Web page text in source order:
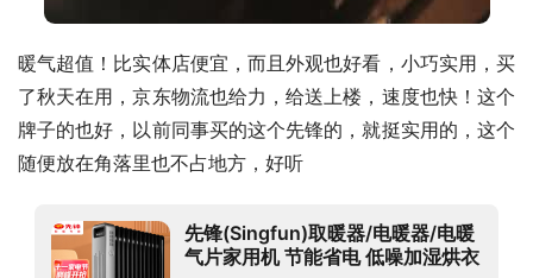
暖气超值！比实体店便宜，而且外观也好看，小巧实用，买
了秋天在用，京东物流也给力，给送上楼，速度也快！这个
牌子的也好，以前同事买的这个先锋的，就挺实用的，这个
随便放在角落里也不占地方，好听
先锋(Singfun)取暖器/电暖器/电暖
气片家用机 节能省电 低噪加湿烘衣